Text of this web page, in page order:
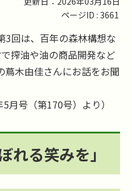
ページID : 3661
3回は、百年の森林構想な
搾油や油の商品開発など
木由佳さんにお話をお聞
月号（第170号）より）
れる笑みを」